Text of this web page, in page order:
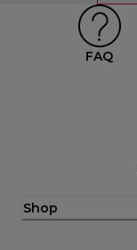
FAQ
Shop